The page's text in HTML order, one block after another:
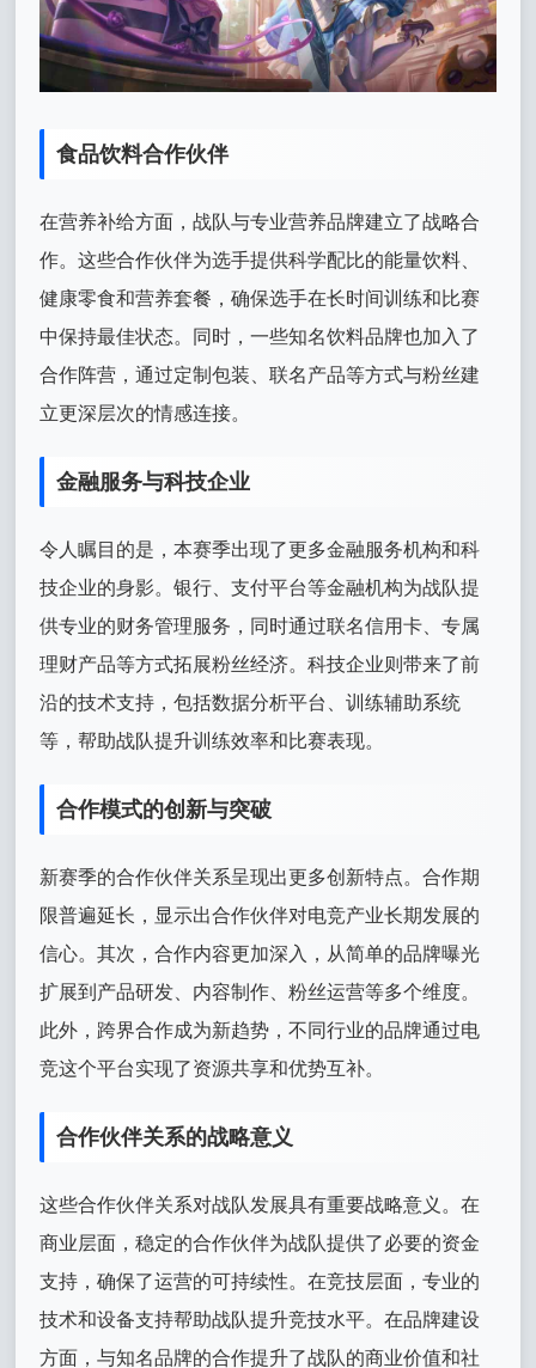
食品饮料合作伙伴
在营养补给方面，战队与专业营养品牌建立了战略合
作。这些合作伙伴为选手提供科学配比的能量饮料、
健康零食和营养套餐，确保选手在长时间训练和比赛
中保持最佳状态。同时，一些知名饮料品牌也加入了
合作阵营，通过定制包装、联名产品等方式与粉丝建
立更深层次的情感连接。
金融服务与科技企业
令人瞩目的是，本赛季出现了更多金融服务机构和科
技企业的身影。银行、支付平台等金融机构为战队提
供专业的财务管理服务，同时通过联名信用卡、专属
理财产品等方式拓展粉丝经济。科技企业则带来了前
沿的技术支持，包括数据分析平台、训练辅助系统
等，帮助战队提升训练效率和比赛表现。
合作模式的创新与突破
新赛季的合作伙伴关系呈现出更多创新特点。合作期
限普遍延长，显示出合作伙伴对电竞产业长期发展的
信心。其次，合作内容更加深入，从简单的品牌曝光
扩展到产品研发、内容制作、粉丝运营等多个维度。
此外，跨界合作成为新趋势，不同行业的品牌通过电
竞这个平台实现了资源共享和优势互补。
合作伙伴关系的战略意义
这些合作伙伴关系对战队发展具有重要战略意义。在
商业层面，稳定的合作伙伴为战队提供了必要的资金
支持，确保了运营的可持续性。在竞技层面，专业的
技术和设备支持帮助战队提升竞技水平。在品牌建设
方面，与知名品牌的合作提升了战队的商业价值和社